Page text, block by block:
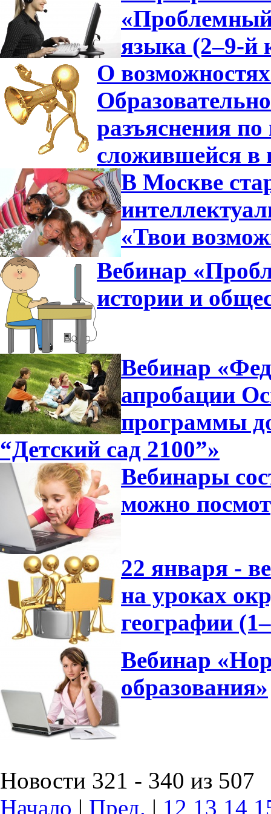
«Проблемный
языка (2–9-й
О
разъяснения по
сложившейся в
В Москве
«Твои
Вебинар
истории и
Вебинар
апробации
программы
“Детский сад 2100”»
Вебинары
можно
22 января -
на уроках
географии
Вебинар
образования»
Новости 321 - 340 из 507
Начало | Пред. | 12 13 14